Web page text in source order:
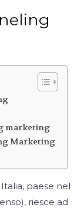
marketing
Marketing
paese nel
riesce ad